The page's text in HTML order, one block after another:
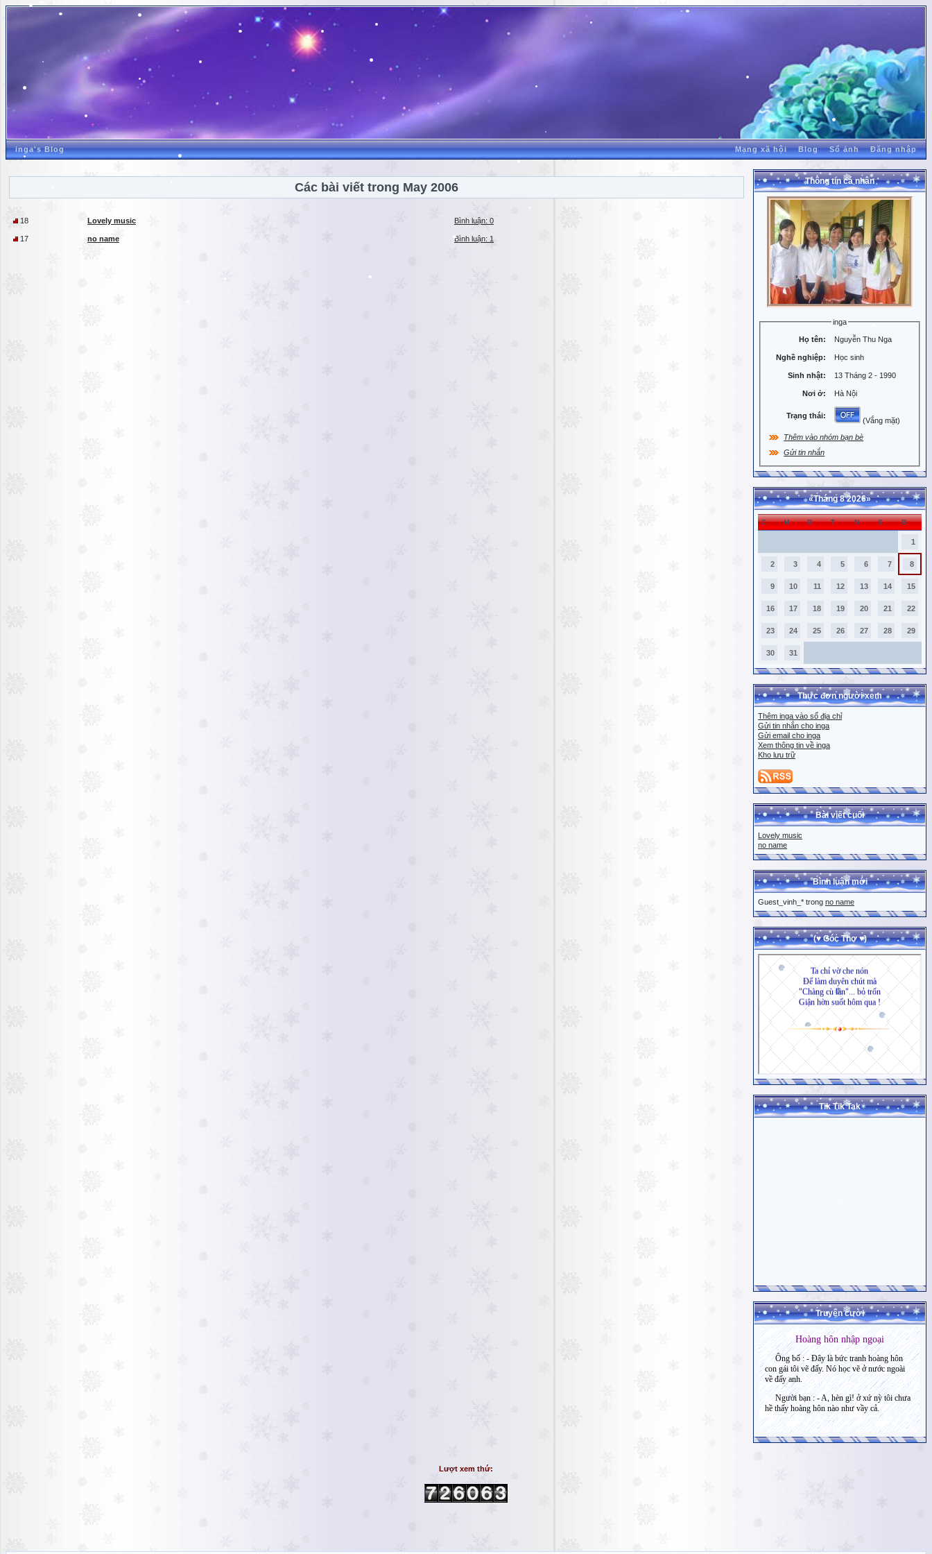
inga's Blog Mạng xã hội Blog Sổ ảnh Đăng nhập
Các bài viết trong May 2006
18 Lovely music Bình luận: 0
17 no name Bình luận: 1
Thông tin cá nhân
inga
Họ tên: Nguyễn Thu Nga
Nghề nghiệp: Học sinh
Sinh nhật: 13 Tháng 2 - 1990
Nơi ở: Hà Nội
Trạng thái:
(Vắng mặt)
Thêm vào nhóm bạn bè
Gửi tin nhắn
«Tháng 8 2026»
C H B T N S B
1
2 3 4 5 6 7 8
9 10 11 12 13 14 15
16 17 18 19 20 21 22
23 24 25 26 27 28 29
30 31
Thực đơn người xem
Thêm inga vào sổ địa chỉ
Gửi tin nhắn cho inga
Gửi email cho inga
Xem thông tin về inga
Kho lưu trữ
Bài viết cuối
Lovely music
no name
Bình luận mới
Guest_vinh_* trong no name
(♥ Góc Thơ ♥)
Tik Tik Tak
Truyện cười
Lượt xem thứ: